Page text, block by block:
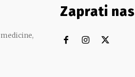
Zaprati nas